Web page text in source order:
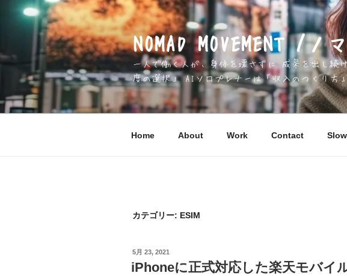
キ
NOMAD MOVEMENT /
一人で働く人が、身体を壊さずに 成果を出し続
度の選択」 AIソロプレナーは「収入のつくり方
Home About Work Contact
カテゴリー: ESIM
投
稿
日:
5月 23, 2021
iPhoneに正式対応した楽天モバイ